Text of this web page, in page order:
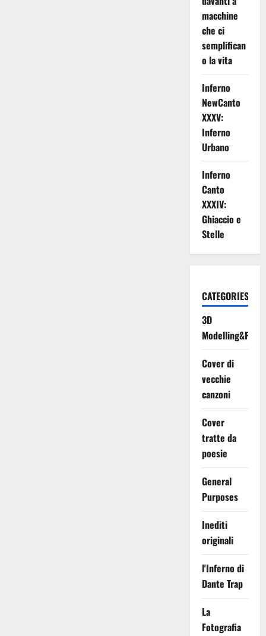
macchine
che ci
semplifican
o la vita
Inferno
NewCanto
XXXV:
Inferno
Urbano
Inferno
Canto
XXXIV:
Ghiaccio e
Stelle
CATEGORIES
3D
Cover di
vecchie
canzoni
Cover
tratte da
poesie
General
Purposes
Inediti
originali
l'Inferno di
Dante Trap
La
Fotografia